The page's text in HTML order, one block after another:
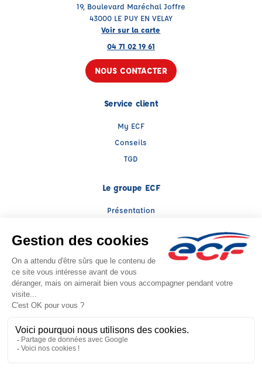
19, Boulevard Maréchal Joffre
43000 LE PUY EN VELAY
Voir sur la carte
04 71 02 19 61
NOUS CONTACTER
Service client
My ECF
Conseils
TGD
Le groupe ECF
Présentation
ECF Recrute
Presse
Actualités
Raison sociale : ECF DAMNON - Capital social: 5000€
SIREN: 824951586 - Numéro de TVA intracommunautaire: FR 67 315167148